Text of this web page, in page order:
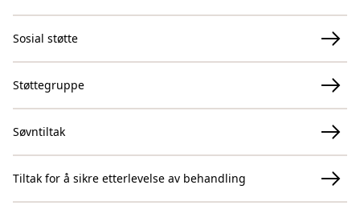
Sosial støtte
Støttegruppe
Søvntiltak
Tiltak for å sikre etterlevelse av behandling